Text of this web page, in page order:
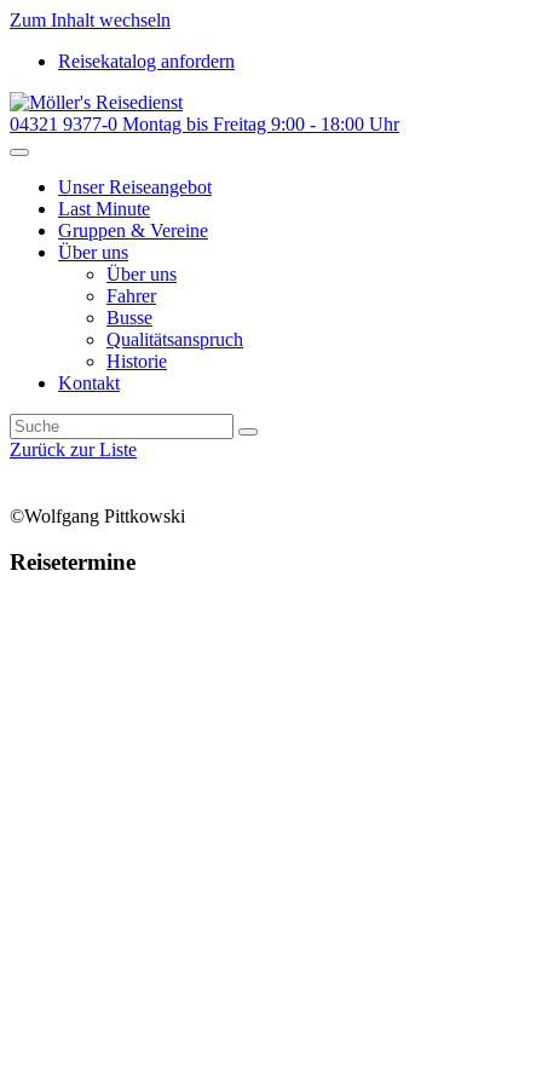
Zum Inhalt wechseln
Reisekatalog anfordern
04321 9377-0 Montag bis Freitag 9:00 - 18:00 Uhr
Unser Reiseangebot
Last Minute
Gruppen & Vereine
Über uns
Über uns
Fahrer
Busse
Qualitätsanspruch
Historie
Kontakt
Zurück zur Liste
©Wolfgang Pittkowski
Reisetermine